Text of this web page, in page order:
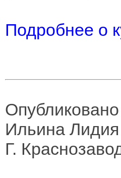
Подробнее о
Ильина
Г.